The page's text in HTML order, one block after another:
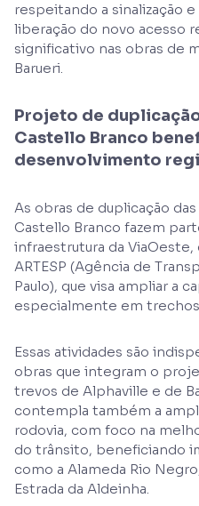
respeitando a sinalização
liberação do novo acesso
significativo nas obras de
Barueri.
Projeto de
Castello Branco
desenvolvimento
As obras de duplicação
Castello Branco fazem
infraestrutura da
ARTESP (Agência de
Paulo), que visa ampliar a
especialmente em
Essas atividades são
obras que integram o
trevos de Alphaville e de
contempla também a
rodovia, com foco na
do trânsito, beneficiando
como a Alameda Rio
Estrada da Aldeinha.